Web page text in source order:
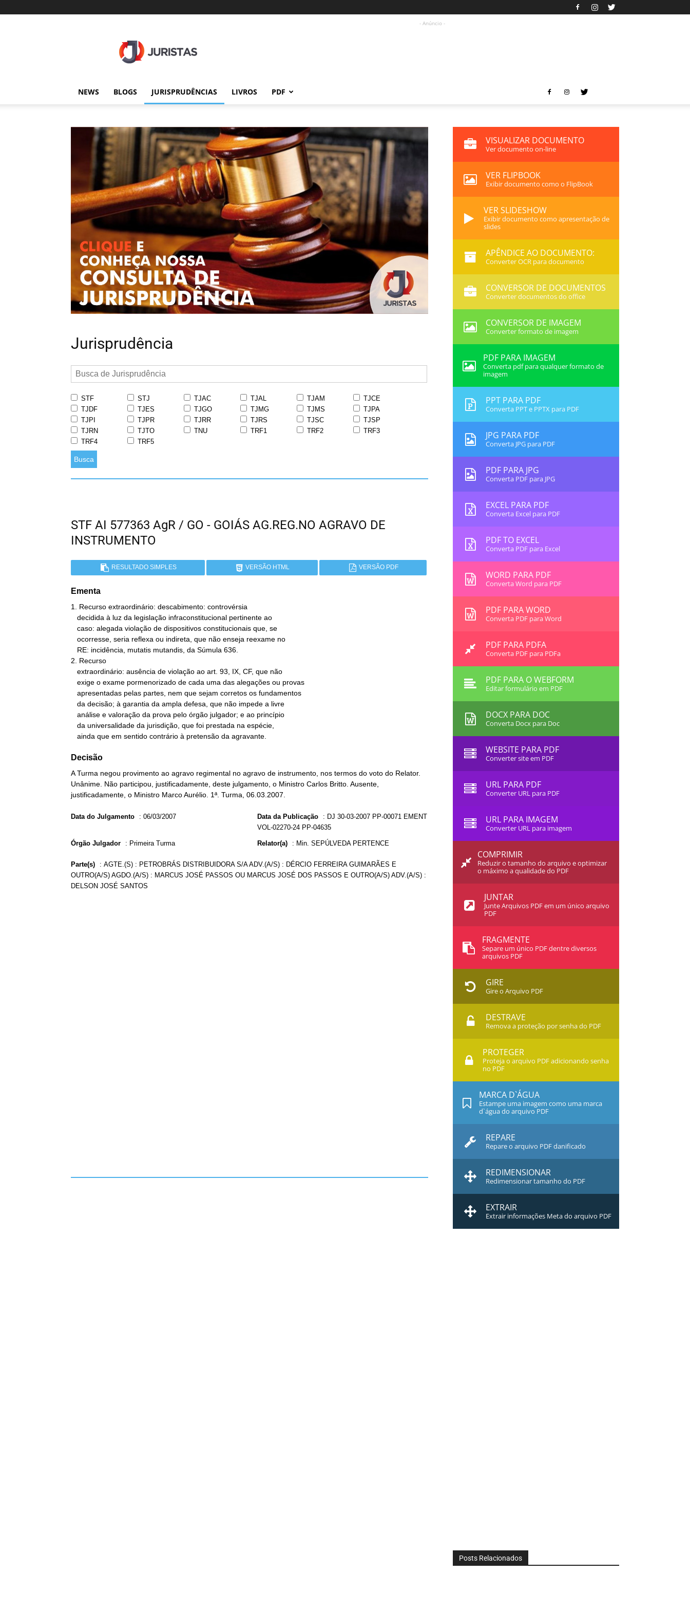
- Anúncio -
NEWS BLOGS JURISPRUDÊNCIAS LIVROS PDF
Jurisprudência
STF STJ TJAC TJAL TJAM
TJCE
TJDF
TJES TJGO TJMG TJMS
TJPA
TJPI
TJPR TJRR TJRS TJSC
TJSP
TJRN
TJTO TNU TRF1 TRF2
TRF3
TRF4
TRF5
Busca
STF AI 577363 AgR / GO - GOIÁS AG.REG.NO AGRAVO DE
INSTRUMENTO
RESULTADO SIMPLES VERSÃO HTML VERSÃO PDF
Ementa
1. Recurso extraordinário: descabimento: controvérsia
2. Recurso
   ainda que em sentido contrário à pretensão da agravante.
Decisão
A Turma negou provimento ao agravo regimental no agravo de instrumento, nos termos do voto do Relator.
Unânime. Não participou, justificadamente, deste julgamento, o Ministro Carlos Britto. Ausente,
justificadamente, o Ministro Marco Aurélio. 1ª. Turma, 06.03.2007.
Data do Julgamento : 06/03/2007 Data da Publicação : DJ 30-03-2007 PP-00071 EMENT
VOL-02270-24 PP-04635
Órgão Julgador : Primeira Turma Relator(a) : Min. SEPÚLVEDA PERTENCE
Parte(s) : AGTE.(S) : PETROBRÁS DISTRIBUIDORA S/A ADV.(A/S) : DÉRCIO FERREIRA GUIMARÃES E
OUTRO(A/S) AGDO.(A/S) : MARCUS JOSÉ PASSOS OU MARCUS JOSÉ DOS PASSOS E OUTRO(A/S) ADV.(A/S) :
DELSON JOSÉ SANTOS
VISUALIZAR DOCUMENTO
Ver documento on-line
VER FLIPBOOK
Exibir documento como o FlipBook
VER SLIDESHOW
Exibir documento como apresentação de
slides
APÊNDICE AO DOCUMENTO:
Converter OCR para documento
CONVERSOR DE DOCUMENTOS
Converter documentos do office
CONVERSOR DE IMAGEM
Converter formato de imagem
PDF PARA IMAGEM
Converta pdf para qualquer formato de
imagem
PPT PARA PDF
Converta PPT e PPTX para PDF
JPG PARA PDF
Converta JPG para PDF
PDF PARA JPG
Converta PDF para JPG
EXCEL PARA PDF
Converta Excel para PDF
PDF TO EXCEL
Converta PDF para Excel
WORD PARA PDF
Converta Word para PDF
PDF PARA WORD
Converta PDF para Word
PDF PARA PDFA
Converta PDF para PDFa
PDF PARA O WEBFORM
Editar formulário em PDF
DOCX PARA DOC
Converta Docx para Doc
WEBSITE PARA PDF
Converter site em PDF
URL PARA PDF
Converter URL para PDF
URL PARA IMAGEM
Converter URL para imagem
COMPRIMIR
Reduzir o tamanho do arquivo e optimizar
o máximo a qualidade do PDF
JUNTAR
Junte Arquivos PDF em um único arquivo
PDF
FRAGMENTE
Separe um único PDF dentre diversos
arquivos PDF
GIRE
Gire o Arquivo PDF
DESTRAVE
Remova a proteção por senha do PDF
PROTEGER
Proteja o arquivo PDF adicionando senha
no PDF
MARCA D`ÁGUA
Estampe uma imagem como uma marca
d`água do arquivo PDF
REPARE
Repare o arquivo PDF danificado
REDIMENSIONAR
Redimensionar tamanho do PDF
EXTRAIR
Extrair informações Meta do arquivo PDF
Posts Relacionados